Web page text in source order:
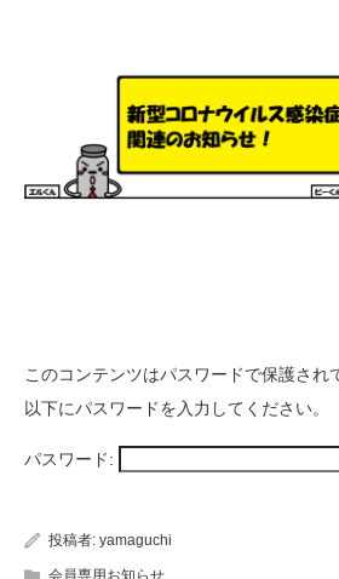
このコンテンツはパスワードで保護され
以下にパスワードを入力してください。
パスワード:
投稿者: yamaguchi
会員専用お知らせ